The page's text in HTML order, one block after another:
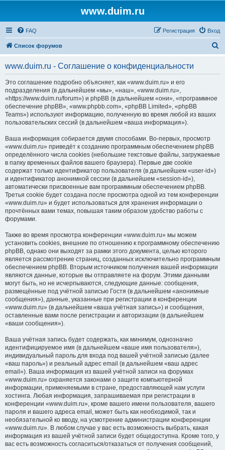
www.duim.ru
FAQ Вход
Регистрация
Список форумов
www.duim.ru - Соглашение о конфиденциальности
Это соглашение подробно объясняет, как «www.duim.ru» и его
подразделения (в дальнейшем «мы», «наш», «www.duim.ru»,
«https://www.duim.ru/forum») и phpBB (в дальнейшем «они», «программное
обеспечение phpBB», «www.phpbb.com», «phpBB Limited», «phpBB
Teams») используют информацию, полученную во время любой из ваших
пользовательских сессий (в дальнейшем «ваша информация»).
Ваша информация собирается двумя способами. Во-первых, просмотр
«www.duim.ru» приведёт к созданию программным обеспечением phpBB
определённого числа cookies (небольшие текстовые файлы, загружаемые
в папку временных файлов вашего браузера). Первые две cookie
содержат только идентификатор пользователя (в дальнейшем «user-id»)
и идентификатор анонимной сессии (в дальнейшем «session-id»),
автоматически присвоенные вам программным обеспечением phpBB.
Третья cookie будет создана после просмотра одной из тем конференции
«www.duim.ru» и будет использоваться для хранения информации о
прочтённых вами темах, повышая таким образом удобство работы с
форумами.
Также во время просмотра конференции «www.duim.ru» мы можем
установить cookies, внешние по отношению к программному обеспечению
phpBB, однако они выходят за рамки этого документа, целью которого
является рассмотрение страниц, созданных исключительно программным
обеспечением phpBB. Вторым источником получения вашей информации
являются данные, которые вы отправляете на форум. Этими данными
могут быть, но не исчерпываются, следующие данные: сообщения,
размещённые под учётной записью Гостя (в дальнейшем «анонимные
сообщения»), данные, указанные при регистрации в конференции
«www.duim.ru» (в дальнейшем «ваша учётная запись») и сообщения,
оставленные вами после регистрации и авторизации (в дальнейшем
«ваши сообщения»).
Ваша учётная запись будет содержать, как минимум, однозначно
идентифицируемое имя (в дальнейшем «ваше имя пользователя»),
индивидуальный пароль для входа под вашей учётной записью (далее
«ваш пароль») и реальный адрес email (в дальнейшем «ваш адрес
email»). Ваша информация из вашей учётной записи на форумах
«www.duim.ru» охраняется законами о защите компьютерной
информации, применяемыми в стране, предоставляющей нам услуги
хостинга. Любая информация, запрашиваемая при регистрации в
конференции «www.duim.ru», кроме вашего имени пользователя, вашего
пароля и вашего адреса email, может быть как необходимой, так и
необязательной ко вводу, на усмотрение администрации конференции
«www.duim.ru». В любом случае у вас есть возможность выбрать, какая
информация из вашей учётной записи будет общедоступна. Кроме того, у
вас есть возможность согласиться/отказаться от получения сообщений,